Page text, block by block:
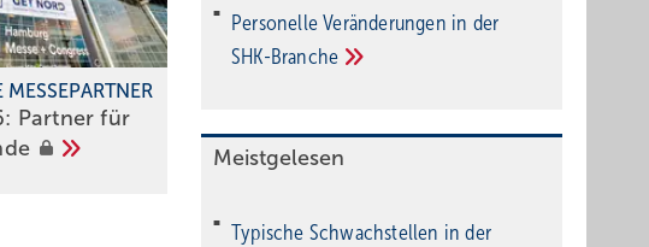
Partner f ür
Personelle Veränderungen in der
SHK-Branche
Meistgelesen
Typische Schwachstellen in der